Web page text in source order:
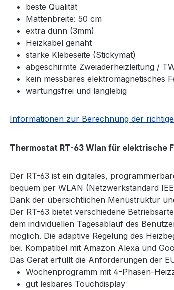
beste Qualität
Mattenbreite: 50 cm
extra dünn (3mm)
Heizkabel genäht
starke Klebeseite (Stickymat)
abgeschirmte Zweiaderheizleitung /
kein messbares elektromagnetisches
wartungsfrei und langlebig
Informationen zur Berechnung der
Thermostat RT-63 Wlan für elektrische
Der RT-63 ist ein digitales,
bequem per WLAN (Netzwerkstandard
Dank der übersichtlichen Menüstruktur
Der RT-63 bietet verschiedene
dem individuellen Tagesablauf des
möglich. Die adaptive Regelung des
bei. Kompatibel mit Amazon Alexa und
Das Gerät erfüllt die Anforderungen der
Wochenprogramm mit 4-Phasen-
gut lesbares Touchdisplay